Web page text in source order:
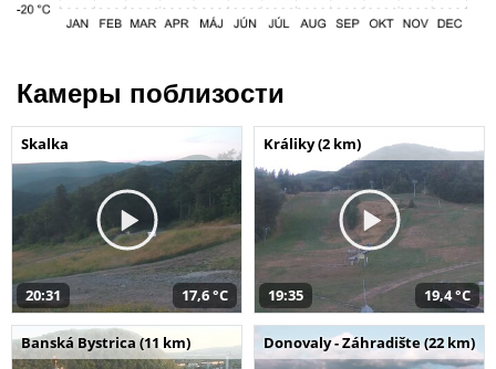
Камеры поблизости
Skalka
20:31 17,6 °C
Králiky (2 km)
19:35 19,4 °C
Banská Bystrica (11 km) Donovaly - Záhradište (22 km)